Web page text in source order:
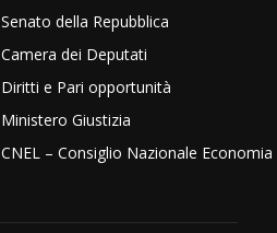
Senato della Repubblica
Camera dei Deputati
Diritti e Pari opportunità
Ministero Giustizia
CNEL – Consiglio Nazionale